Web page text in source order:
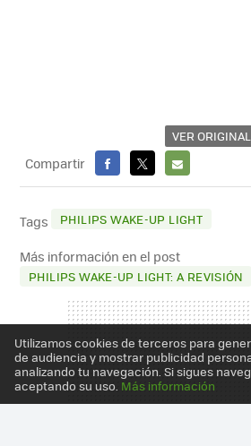
VER ORIGINAL
Compartir
FACEBOOK
X
E-
MAIL
Tags PHILIPS WAKE-UP LIGHT
Más información en el post
PHILIPS WAKE-UP LIGHT: A REVISIÓN
Utilizamos cookies de terceros para
de audiencia y mostrar publicidad
analizando tu navegación. Si sigues
aceptando su uso. Más información